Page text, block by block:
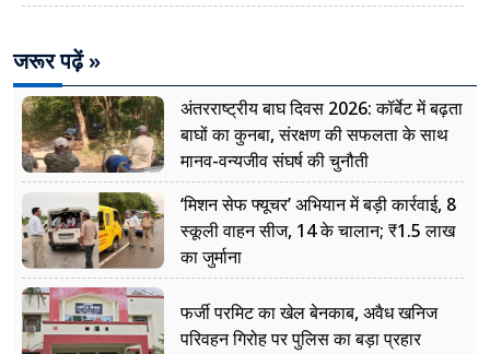
जरूर पढ़ें »
अंतरराष्ट्रीय बाघ दिवस 2026: कॉर्बेट में बढ़ता
बाघों का कुनबा, संरक्षण की सफलता के साथ
मानव-वन्यजीव संघर्ष की चुनौती
‘मिशन सेफ फ्यूचर’ अभियान में बड़ी कार्रवाई, 8
स्कूली वाहन सीज, 14 के चालान; ₹1.5 लाख
का जुर्माना
फर्जी परमिट का खेल बेनकाब, अवैध खनिज
परिवहन गिरोह पर पुलिस का बड़ा प्रहार